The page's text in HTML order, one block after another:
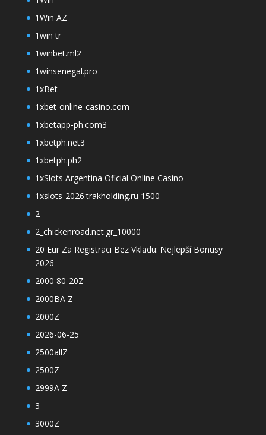
1Win AZ
1win tr
1winbet.ml2
1winsenegal.pro
1xBet
1xbet-online-casino.com
1xbetapp-ph.com3
1xbetph.net3
1xbetph.ph2
1xSlots Argentina Oficial Online Casino
1xslots-2026.trakholding.ru 1500
2
2_chickenroad.net.gr_10000
20 Eur Za Registraci Bez Vkladu: Nejlepší Bonusy
2026
2000 80-20Z
2000BA Z
2000Z
2026-06-25
2500allZ
2500Z
2999A Z
3
3000Z